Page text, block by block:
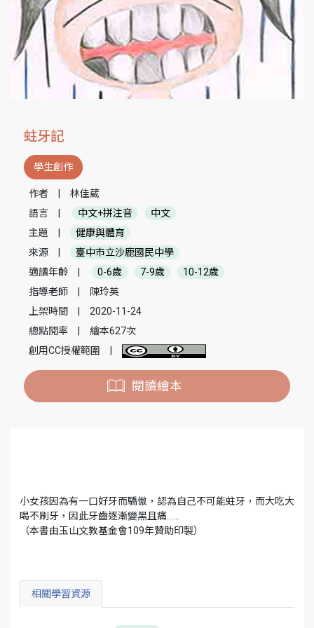
蛀牙記
學生創作
作者
林佳葳
語言
中文+拼注音
中文
主題
健康與體育
來源
臺中市立沙鹿國民中學
適讀年齡
0-6歲 7-9歲
10-12歲
指導老師
陳玲英
上架時間
2020-11-24
總點閱率
繪本627次
創用CC授權範圍
閱讀繪本
小女孩因為有一口好牙而驕傲，認為自己不可能蛀牙，而大吃大
喝不刷牙，因此牙齒逐漸變黑且痛……
（本書由玉山文教基金會109年贊助印製）
相關學習資源